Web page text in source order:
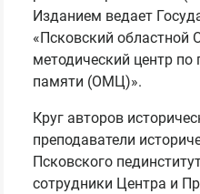
Изданием ведает
«Псковский областной
методический центр
памяти (ОМЦ)».
Круг авторов
преподаватели
Псковского
сотрудники Центра и